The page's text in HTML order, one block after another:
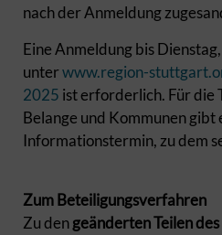
nach der Anmeldung
Eine Anmeldung bis
unterwww.region-
2025 ist erforderlich. Für die
Belange und Kommunen gibt
Informationstermin, zu dem
Zum Beteiligungsverfahren
Zu dengeänderten Teilen